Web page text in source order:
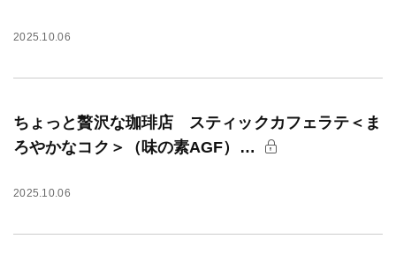
2025.10.06
ちょっと贅沢な珈琲店 スティックカフェラテ＜ま
ろやかなコク＞（味の素AGF）…
2025.10.06